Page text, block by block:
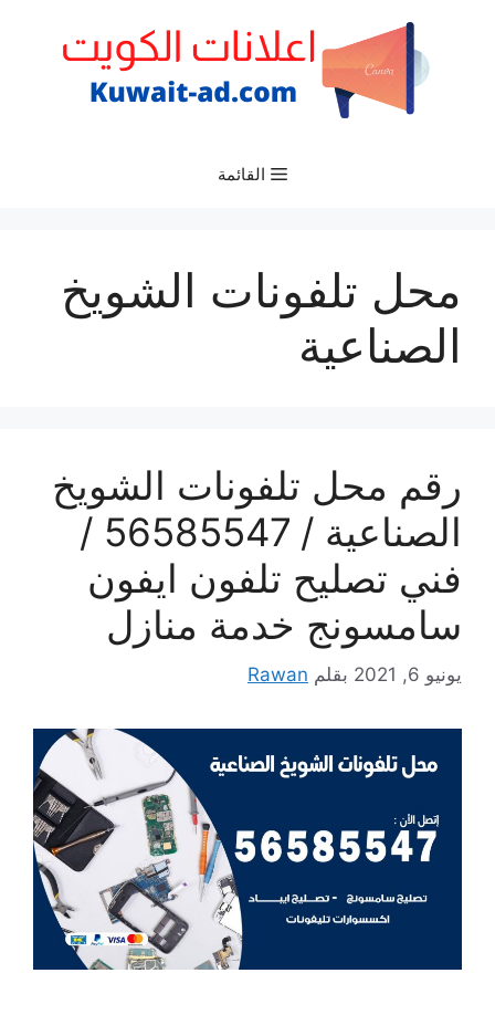
القائمة
محل تلفونات الشويخ
الصناعية
رقم محل تلفونات الشويخ
الصناعية / 56585547 /
فني تصليح تلفون ايفون
سامسونج خدمة منازل
يونيو 6, 2021 بقلم Rawan